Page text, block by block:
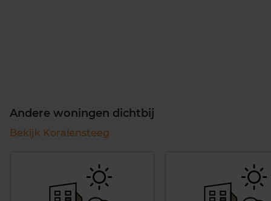
Andere woningen dichtbij
Bekijk Koralensteeg